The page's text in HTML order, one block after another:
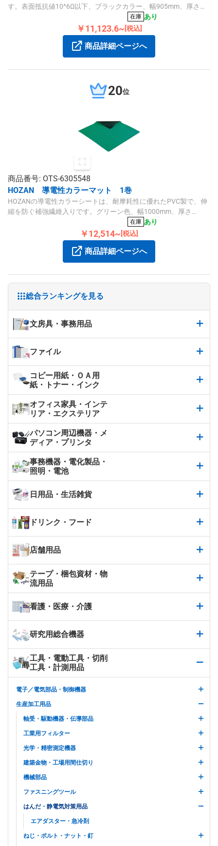
総合ランキングを見る
文房具・事務用品
ファイル
コピー用紙・ＯＡ用
紙・トナー・インク
オフィス家具・インテ
リア・エクステリア
パソコン周辺機器・メ
ディア・プリンタ
事務機器・電化製品・
照明・電池
日用品・生活雑貨
ドリンク・フード
店舗用品
テープ・梱包資材・物
流用品
看護・医療・介護
研究用総合機器
工具・電動工具・切削
工具・計測用品
電子／電気部品・制御機器
生産加工用品
軸受・駆動機器・伝導部品
工業用フィルター
光学・精密測定機器
建築金物・工場用間仕切り
機械部品
ファスニングツール
はんだ・静電気対策用品
エアダスター・急冷剤
ねじ・ボルト・ナット・釘
す。表面抵抗値10^6Ω以下、ブラックカラー、幅905mm、厚さ
34mm、長さ595mm、軽量855gで、安定した設置と足腰負担軽減
在庫 あり
￥11,123.6~ [税込]
商品詳細ページへ
20位
商品番号: OTS-6305548
HOZAN 導電性カラーマット 1巻
HOZANの導電性カラーシートは、耐摩耗性に優れたPVC製で、伸
縮を防ぐ補強繊維入りです。グリーン色、幅1000mm、厚さ
2mm、長さ1mで、点間抵抗はRp≦1×10⁹Ωです。
在庫 あり
￥12,514~ [税込]
商品詳細ページへ